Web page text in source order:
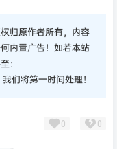
归原作者所有，内容
内置广告！如若本站
：
们将第一时间处理！
0 0